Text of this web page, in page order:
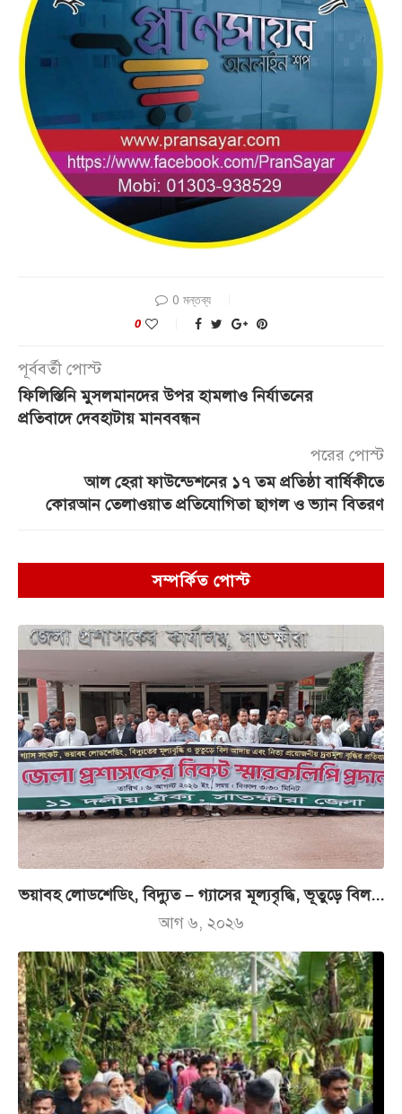
0 মন্তব্য
0
পূর্ববর্তী পোস্ট
ফিলিস্তিনি মুসলমানদের উপর হামলাও নির্যাতনের
প্রতিবাদে দেবহাটায় মানববন্ধন
পরের পোস্ট
আল হেরা ফাউন্ডেশনের ১৭ তম প্রতিষ্ঠা বার্ষিকীতে
কোরআন তেলাওয়াত প্রতিযোগিতা ছাগল ও ভ্যান বিতরণ
সম্পর্কিত পোস্ট
ভয়াবহ লোডশেডিং, বিদ্যুত – গ্যাসের মূল্যবৃদ্ধি, ভূতুড়ে বিল...
আগ ৬, ২০২৬